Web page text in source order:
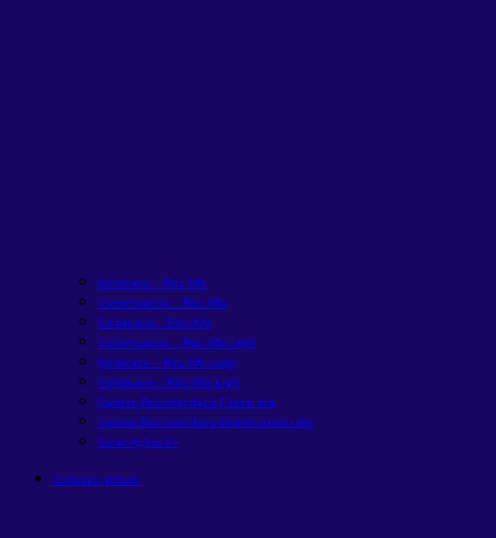
Moderada – Rico Alfa
Conservadora – Rico Alfa
Sofisticada – Rico Alfa
Conservadora – Rico Alfa Light
Moderada – Rico Alfa Light
Sofisticada – Rico Alfa Light
Carteira Recomendada FIIsem alta
Carteira Recomendada Dividendosem alta
Smart Ações 5+
Carteiras globais